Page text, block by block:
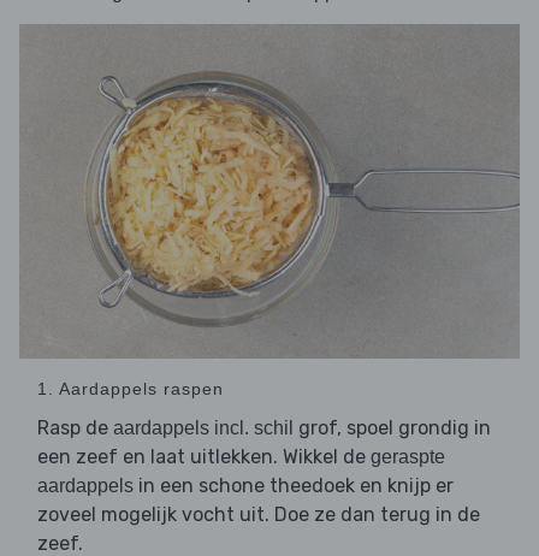
1. Aardappels raspen
Rasp de aardappels incl. schil grof, spoel grondig in
een zeef en laat uitlekken. Wikkel de geraspte
aardappels in een schone theedoek en knijp er
zoveel mogelijk vocht uit. Doe ze dan terug in de
zeef.